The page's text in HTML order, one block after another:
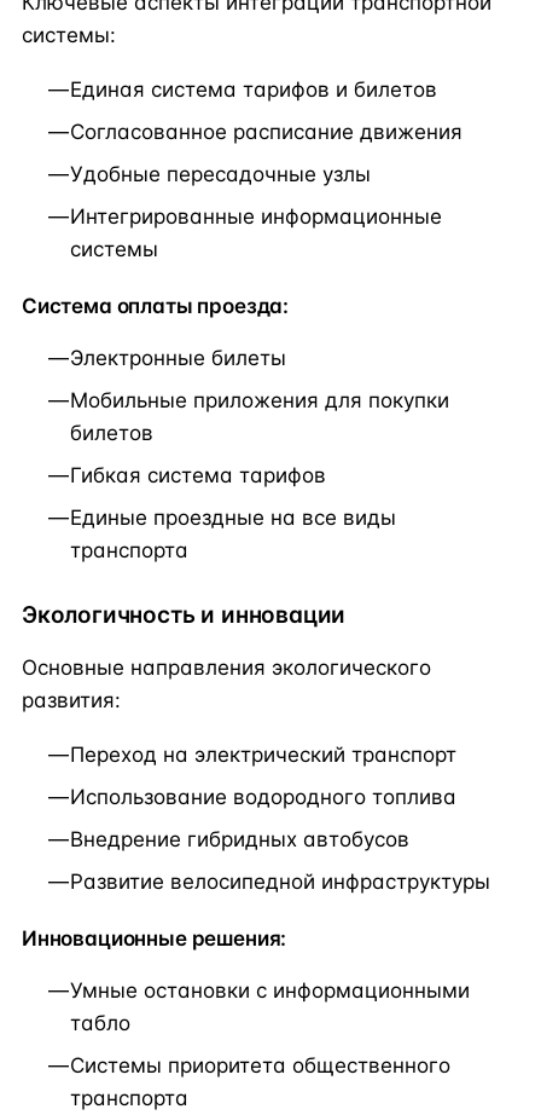
системы:
Единая система тарифов и билетов
Согласованное расписание движения
Удобные пересадочные узлы
Интегрированные информационные
системы
Система оплаты проезда:
Электронные билеты
Мобильные приложения для покупки
билетов
Гибкая система тарифов
Единые проездные на все виды
транспорта
Экологичность и инновации
Основные направления экологического
развития:
Переход на электрический транспорт
Использование водородного топлива
Внедрение гибридных автобусов
Развитие велосипедной инфраструктуры
Инновационные решения:
Умные остановки с информационными
табло
Системы приоритета общественного
транспорта